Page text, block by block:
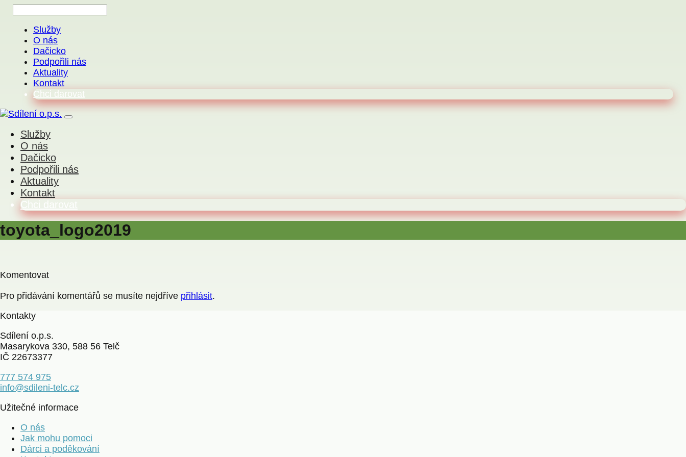
Služby
O nás
Dačicko
Podpořili nás
Aktuality
Kontakt
Chci darovat
Služby
O nás
Dačicko
Podpořili nás
Aktuality
Kontakt
Chci darovat
toyota_logo2019
Komentovat
Pro přidávání komentářů se musíte nejdříve přihlásit.
Kontakty
Sdílení o.p.s.
Masarykova 330, 588 56 Telč
IČ 22673377
777 574 975
info@sdileni-telc.cz
Užitečné informace
O nás
Jak mohu pomoci
Dárci a poděkování